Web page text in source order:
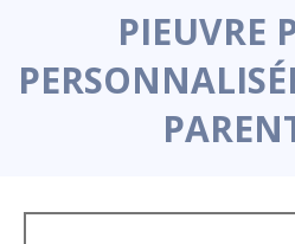
PIEUVRE